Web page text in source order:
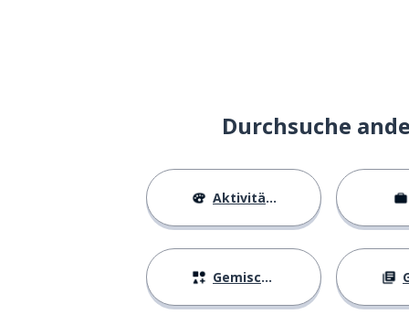
Durchsuche
Aktivitäten
Gemischtes